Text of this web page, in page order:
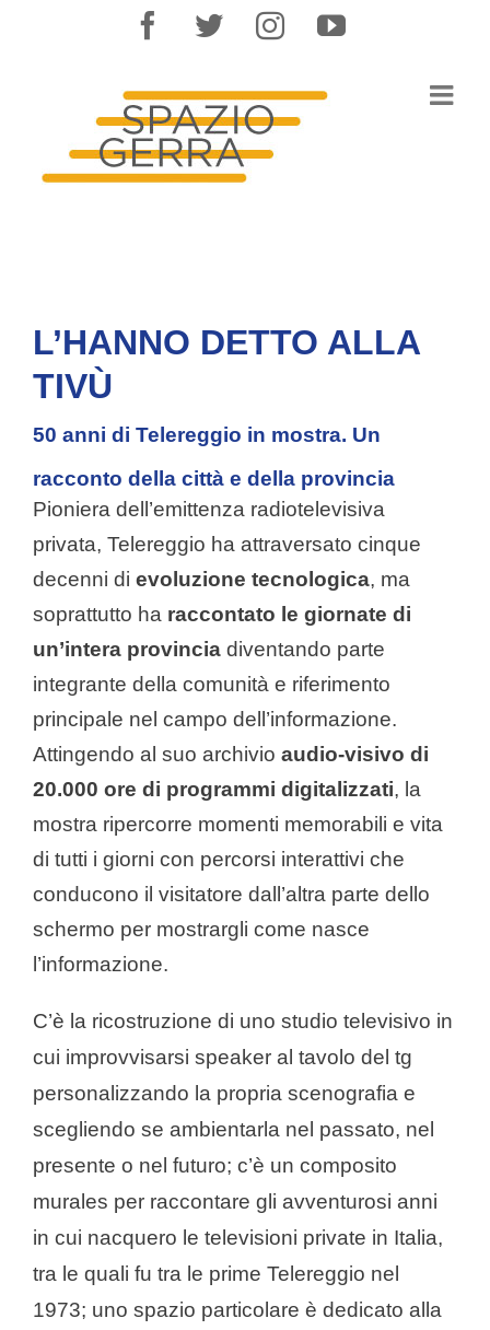
facebooktwitter instagramyoutube
L’HANNO DETTO ALLA
TIVÙ
50 anni di Telereggio in mostra. Un
racconto della città e della provincia
Pioniera dell’emittenza radiotelevisiva
privata, Telereggio ha attraversato cinque
decenni di evoluzione tecnologica, ma
soprattutto ha raccontato le giornate di
un’intera provincia diventando parte
integrante della comunità e riferimento
principale nel campo dell’informazione.
Attingendo al suo archivio audio-visivo di
20.000 ore di programmi digitalizzati, la
mostra ripercorre momenti memorabili e vita
di tutti i giorni con percorsi interattivi che
conducono il visitatore dall’altra parte dello
schermo per mostrargli come nasce
l’informazione.
C’è la ricostruzione di uno studio televisivo in
cui improvvisarsi speaker al tavolo del tg
personalizzando la propria scenografia e
scegliendo se ambientarla nel passato, nel
presente o nel futuro; c’è un composito
murales per raccontare gli avventurosi anni
in cui nacquero le televisioni private in Italia,
tra le quali fu tra le prime Telereggio nel
1973; uno spazio particolare è dedicato alla